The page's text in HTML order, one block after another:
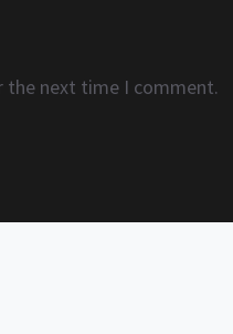
the next time I comment.